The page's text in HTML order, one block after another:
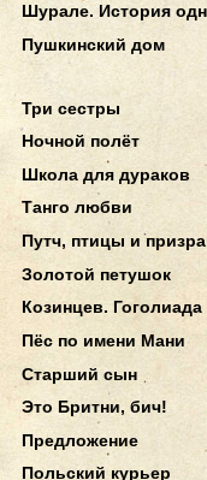
Шурале. История
Пушкинский дом
Три сестры
Ночной полёт
Школа для дураков
Танго любви
Путч, птицы и
Золотой петушок
Козинцев. Гоголиада
Пёс по имени Мани
Старший сын
Это Бритни, бич!
Предложение
Польский курьер